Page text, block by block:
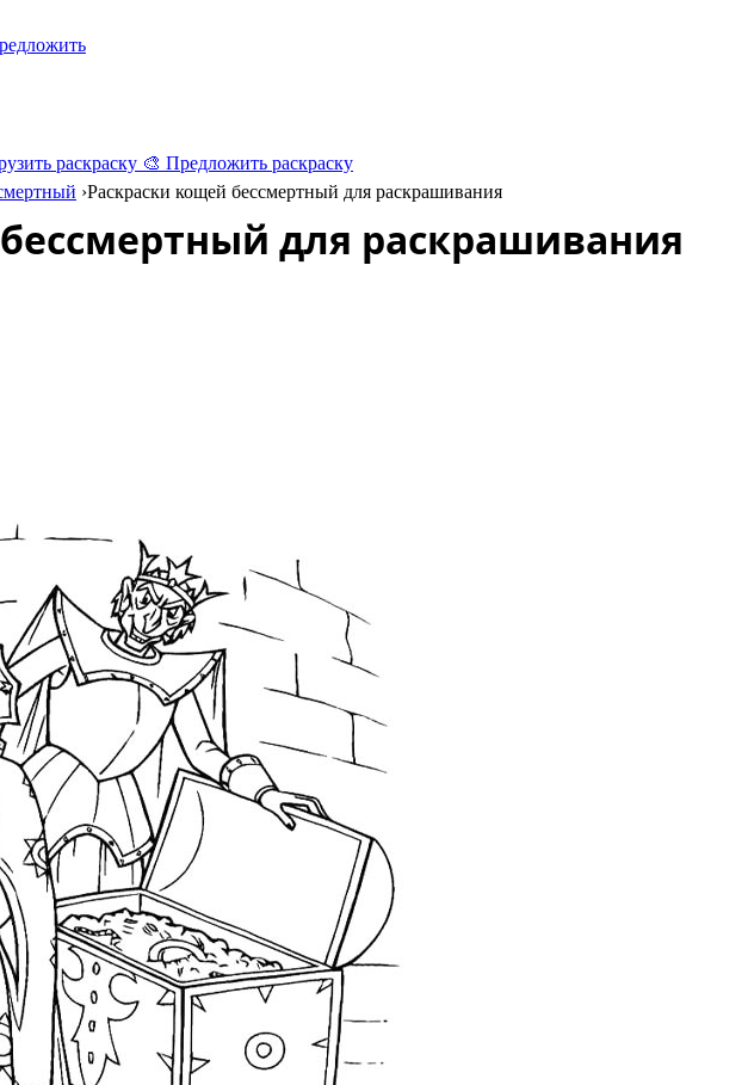
раскраску 🎨 Предложить раскраску
›Раскраски кощей бессмертный для раскрашивания
для раскрашивания